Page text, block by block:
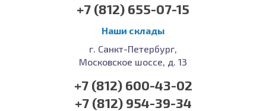
+7 (812) 655-07-15
Наши склады
г. Санкт-Петербург,
Московское шоссе, д. 13
+7 (812) 600-43-02
+7 (812) 954-39-34